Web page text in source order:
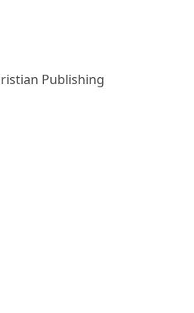
Publishing